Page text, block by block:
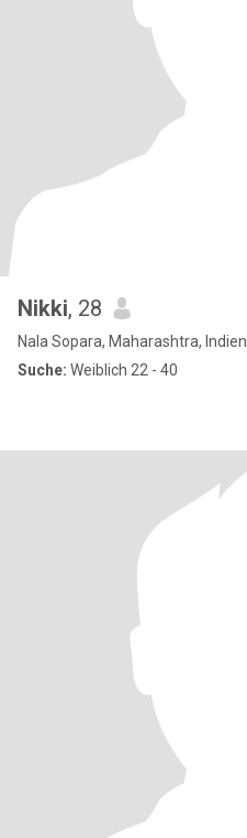
Nikki, 28
Nala Sopara, Maharashtra, Indien
Suche: Weiblich 22 - 40